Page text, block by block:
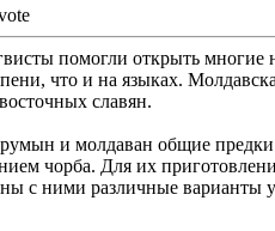
помогли открыть многие
что и на языках.
славян.
и молдаван общие
чорба. Для их
с ними различные